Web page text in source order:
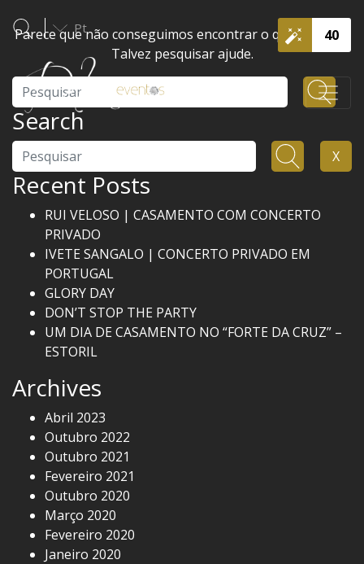
40
Pt
Parece que não conseguimos encontrar o que procura.
Talvez pesquisar ajude.
Search
Pesquisar X
Recent Posts
RUI VELOSO | CASAMENTO COM CONCERTO
PRIVADO
IVETE SANGALO | CONCERTO PRIVADO EM
PORTUGAL
GLORY DAY
DON’T STOP THE PARTY
UM DIA DE CASAMENTO NO “FORTE DA CRUZ” –
ESTORIL
Archives
Abril 2023
Outubro 2022
Outubro 2021
Fevereiro 2021
Outubro 2020
Março 2020
Fevereiro 2020
Janeiro 2020